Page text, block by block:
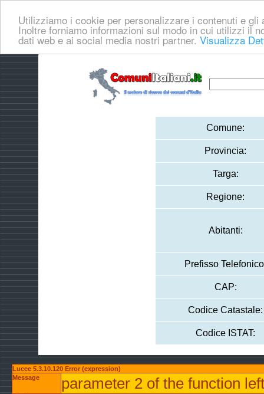
Utilizziamo i cookie per personalizzare i contenuti e
Inoltre forniamo informazioni sul modo in cui utilizzi il
dati web e ai social media nostri partner. Visualizza
Comune:
Provincia:
Targa:
Regione:
Abitanti:
Prefisso
CAP:
Codice Catastale:
Codice ISTAT:
Lucee 5.3.10.120 Error (expression)
Message
parameter 2 of the function